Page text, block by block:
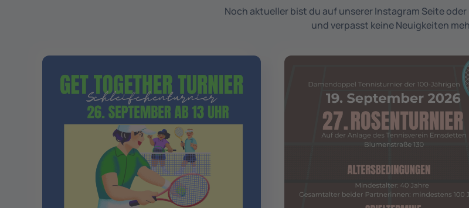
Noch aktueller bist du auf unserer Instagram Seite oder
und verpasst keine Neuigkeiten